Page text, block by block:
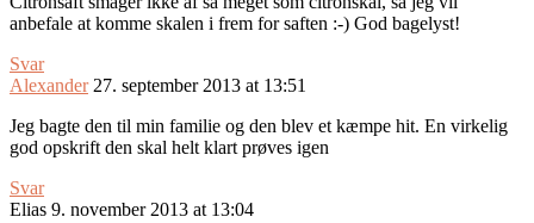
anbefale at komme skalen i frem for saften :-) God bagelyst!
Svar
Alexander 27. september 2013 at 13:51
Jeg bagte den til min familie og den blev et kæmpe hit. En virkelig
god opskrift den skal helt klart prøves igen
Svar
Elias 9. november 2013 at 13:04